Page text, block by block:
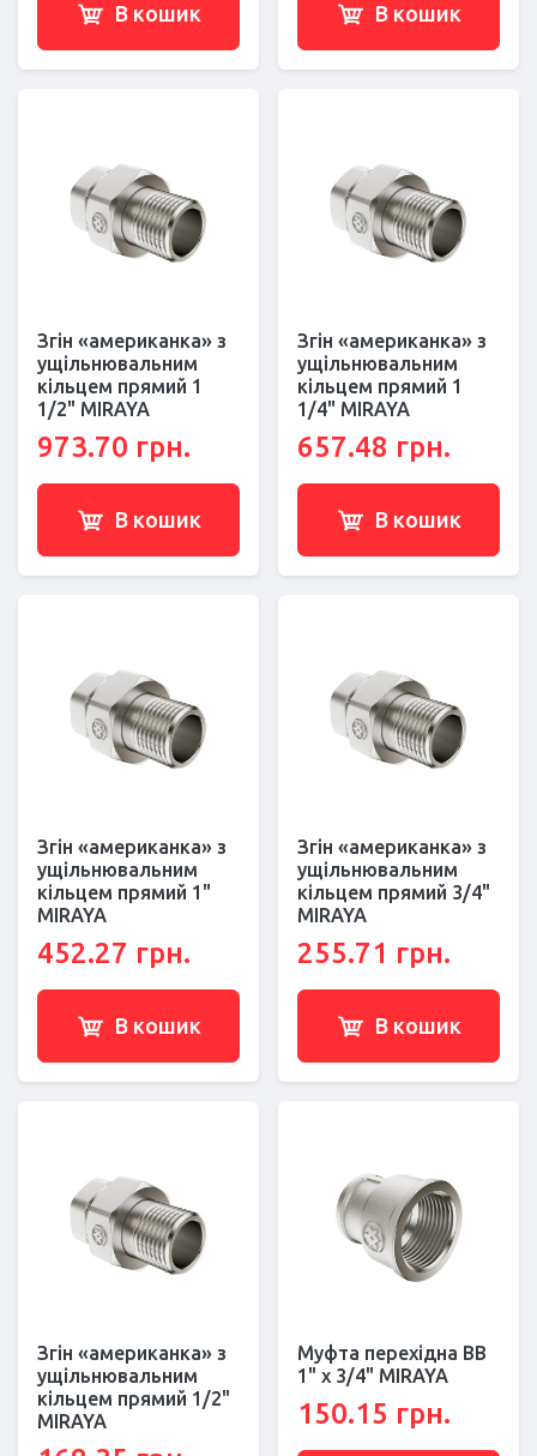
В кошик В кошик
Згін «американка» з
ущільнювальним
кільцем прямий 1
1/2" MIRAYA
973.70 грн.
В кошик
Згін «американка» з
ущільнювальним
кільцем прямий 1
1/4" MIRAYA
657.48 грн.
В кошик
Згін «американка» з
ущільнювальним
кільцем прямий 1"
MIRAYA
452.27 грн.
В кошик
Згін «американка» з
ущільнювальним
кільцем прямий 3/4"
MIRAYA
255.71 грн.
В кошик
Згін «американка» з
ущільнювальним
кільцем прямий 1/2"
MIRAYA
Муфта перехідна ВВ
1" x 3/4" MIRAYA
150.15 грн.